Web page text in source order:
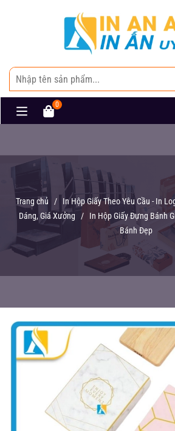
0
Trang chủ /
In Hộp Giấy Theo Yêu Cầu - In
Dáng, Giá Xưởng
/
In Hộp Giấy Đựng Bánh
Bánh Đẹp